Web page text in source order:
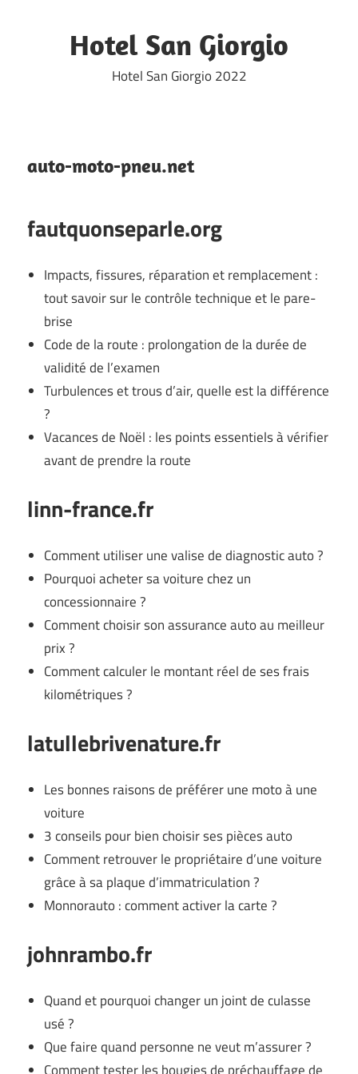
Hotel San Giorgio
Hotel San Giorgio 2022
auto-moto-pneu.net
fautquonseparle.org
Impacts, fissures, réparation et remplacement :
tout savoir sur le contrôle technique et le pare-
brise
Code de la route : prolongation de la durée de
validité de l’examen
Turbulences et trous d’air, quelle est la différence
?
Vacances de Noël : les points essentiels à vérifier
avant de prendre la route
linn-france.fr
Comment utiliser une valise de diagnostic auto ?
Pourquoi acheter sa voiture chez un
concessionnaire ?
Comment choisir son assurance auto au meilleur
prix ?
Comment calculer le montant réel de ses frais
kilométriques ?
latullebrivenature.fr
Les bonnes raisons de préférer une moto à une
voiture
3 conseils pour bien choisir ses pièces auto
Comment retrouver le propriétaire d’une voiture
grâce à sa plaque d’immatriculation ?
Monnorauto : comment activer la carte ?
johnrambo.fr
Quand et pourquoi changer un joint de culasse
usé ?
Que faire quand personne ne veut m’assurer ?